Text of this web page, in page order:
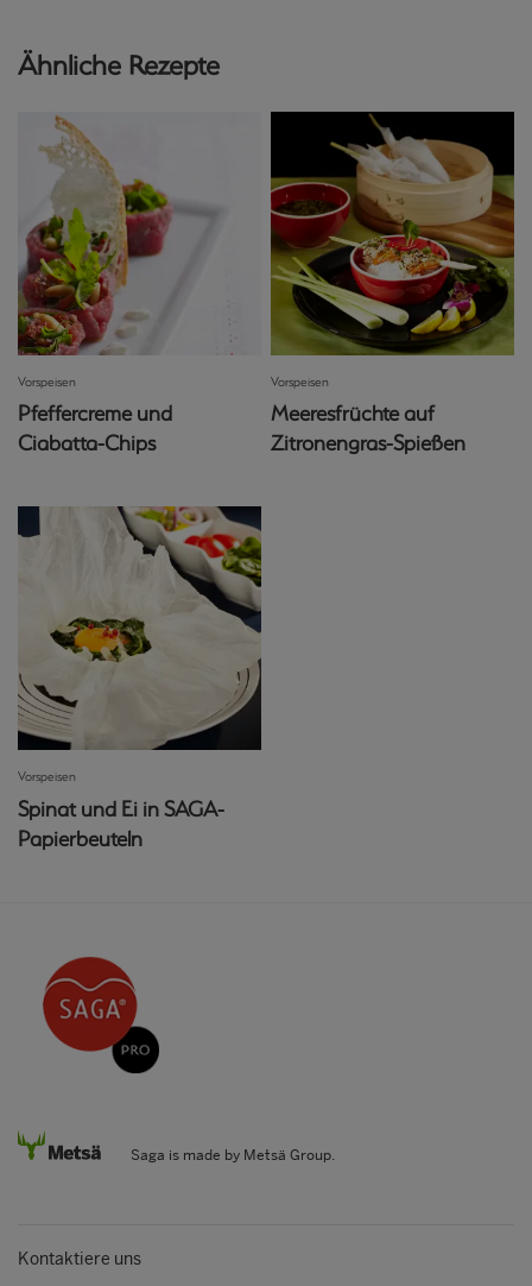
Ähnliche Rezepte
Vorspeisen
Pfeffercreme und
Ciabatta-Chips
Vorspeisen
Meeresfrüchte auf
Zitronengras-Spießen
Vorspeisen
Spinat und Ei in SAGA-
Papierbeuteln
Saga is made by Metsä Group.
Kontaktiere uns